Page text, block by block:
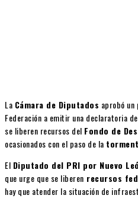
La Cámara de Diputados aprobó
Federación a emitir una declaratoria
se liberen recursos del Fondo de
ocasionados con el paso de la
El Diputado del PRI por Nuevo
que urge que se liberen recursos
hay que atender la situación de